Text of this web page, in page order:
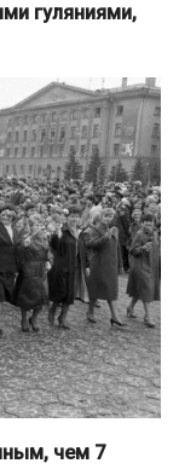
гуляниями,
чем 7